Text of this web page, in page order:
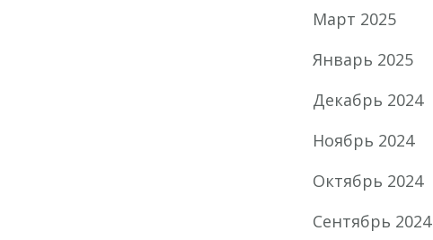
Март 2025
Январь 2025
Декабрь 2024
Ноябрь 2024
Октябрь 2024
Сентябрь 2024